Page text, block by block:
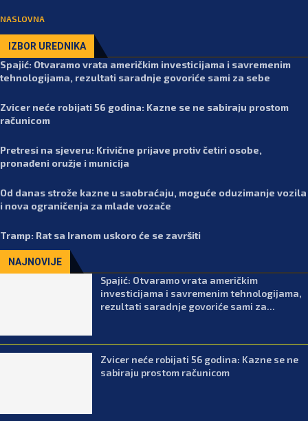
NASLOVNA
IZBOR UREDNIKA
Spajić: Otvaramo vrata američkim investicijama i savremenim
tehnologijama, rezultati saradnje govoriće sami za sebe
Zvicer neće robijati 56 godina: Kazne se ne sabiraju prostom
računicom
Pretresi na sjeveru: Krivične prijave protiv četiri osobe,
pronađeni oružje i municija
Od danas strože kazne u saobraćaju, moguće oduzimanje vozila
i nova ograničenja za mlade vozače
Tramp: Rat sa Iranom uskoro će se završiti
NAJNOVIJE
Spajić: Otvaramo vrata američkim
investicijama i savremenim tehnologijama,
rezultati saradnje govoriće sami za...
Zvicer neće robijati 56 godina: Kazne se ne
sabiraju prostom računicom